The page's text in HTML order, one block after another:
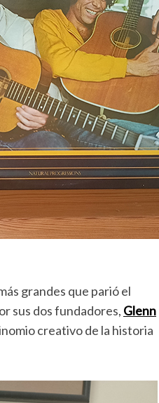
grandes que parió el
sus dos fundadores, Glenn
creativo de la historia